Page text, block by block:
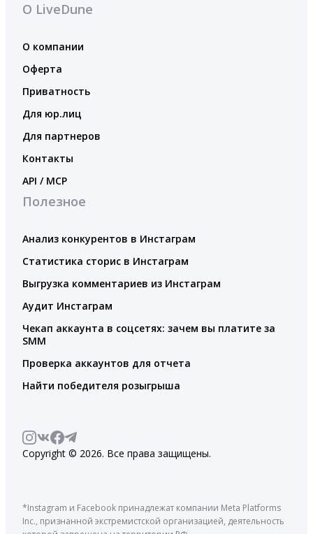
О LiveDune
О компании
Оферта
Приватность
Для юр.лиц
Для партнеров
Контакты
API / MCP
Полезное
Анализ конкурентов в Инстаграм
Статистика сторис в Инстаграм
Выгрузка комментариев из Инстаграм
Аудит Инстаграм
Чекап аккаунта в соцсетях: зачем вы платите за
SMM
Проверка аккаунтов для отчета
Найти победителя розыгрыша
Copyright © 2026. Все права защищены.
*Instagram и Facebook принадлежат компании Meta Platforms
Inc., признанной экстремистской организацией, деятельность